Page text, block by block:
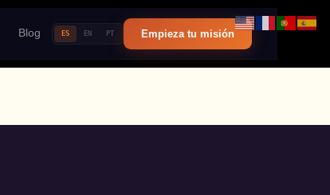
Blog ES EN PT Empieza tu misión